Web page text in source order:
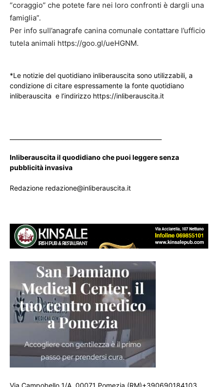
“coraggio” che potete fare nei loro confronti è dargli una
famiglia”.
Per info sull’anagrafe canina comunale contattare l’ufficio
tutela animali https://goo.gl/ueHGNM.
*Le notizie del quotidiano inliberauscita sono utilizzabili, a
condizione di citare espressamente la fonte quotidiano
inliberauscita e l’indirizzo https://inliberauscita.it
Inliberauscita il quodidiano che puoi leggere senza
pubblicità invasiva
Redazione redazione@inliberauscita.it
Via Campobello 1/A, 00071 Pomezia (RM)+390690184103